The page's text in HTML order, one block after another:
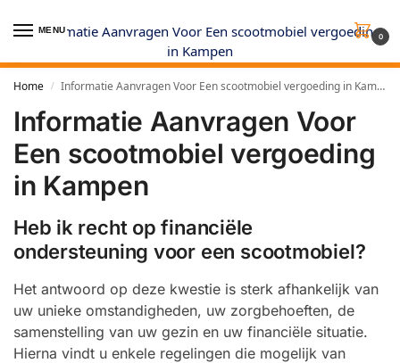
MENU
0
Home / Informatie Aanvragen Voor Een scootmobiel vergoeding in Kampen
Informatie Aanvragen Voor
Een scootmobiel vergoeding
in Kampen
Heb ik recht op financiële
ondersteuning voor een scootmobiel?
Het antwoord op deze kwestie is sterk afhankelijk van
uw unieke omstandigheden, uw zorgbehoeften, de
samenstelling van uw gezin en uw financiële situatie.
Hierna vindt u enkele regelingen die mogelijk van